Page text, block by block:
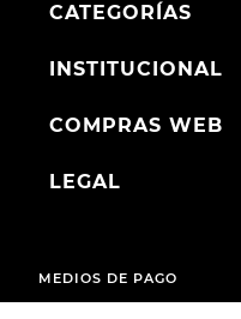
CATEGORÍAS
INSTITUCIONAL
COMPRAS WEB
LEGAL
MEDIOS DE PAGO